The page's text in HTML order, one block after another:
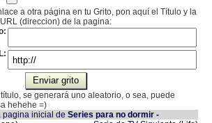
a otra página en tu Grito, pon aquí el Título y la
URL (direccion) de la pagina:
se generará uno aleatorio, o sea, puede
hehehe =)
pagina inicial de Series para no dormir -